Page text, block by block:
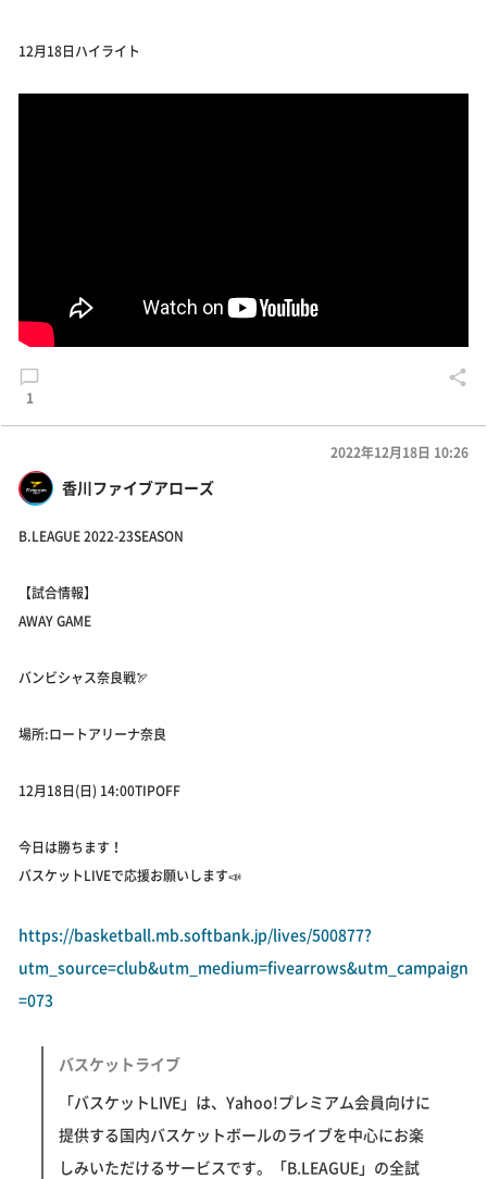
12月18日ハイライト
1
香川ファイブアローズ
2022年12月18日 10:26
B.LEAGUE 2022-23SEASON
【試合情報】
AWAY GAME
バンビシャス奈良戦🏹
場所:ロートアリーナ奈良
12月18日(日) 14:00TIPOFF
今日は勝ちます！
バスケットLIVEで応援お願いします📣
https://basketball.mb.softbank.jp/lives/500877?
utm_source=club&utm_medium=fivearrows&utm_campaign
=073
バスケットライブ
「バスケットLIVE」は、Yahoo!プレミアム会員向けに
提供する国内バスケットボールのライブを中心にお楽
しみいただけるサービスです。「B.LEAGUE」の全試